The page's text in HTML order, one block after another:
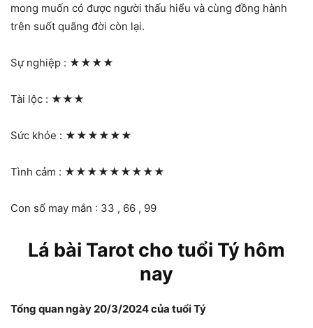
mong muốn có được người thấu hiểu và cùng đồng hành
trên suốt quãng đời còn lại.
Sự nghiệp : ★★★★
Tài lộc : ★★★
Sức khỏe : ★★★★★★
Tình cảm : ★★★★★★★★★
Con số may mắn : 33 , 66 , 99
Lá bài Tarot cho tuổi Tý hôm
nay
Tổng quan ngày 20/3/2024 của tuổi Tý